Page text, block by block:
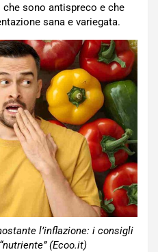
che sono antispreco e che
sana e variegata.
l’inflazione: i consigli
(Ecoo.it)